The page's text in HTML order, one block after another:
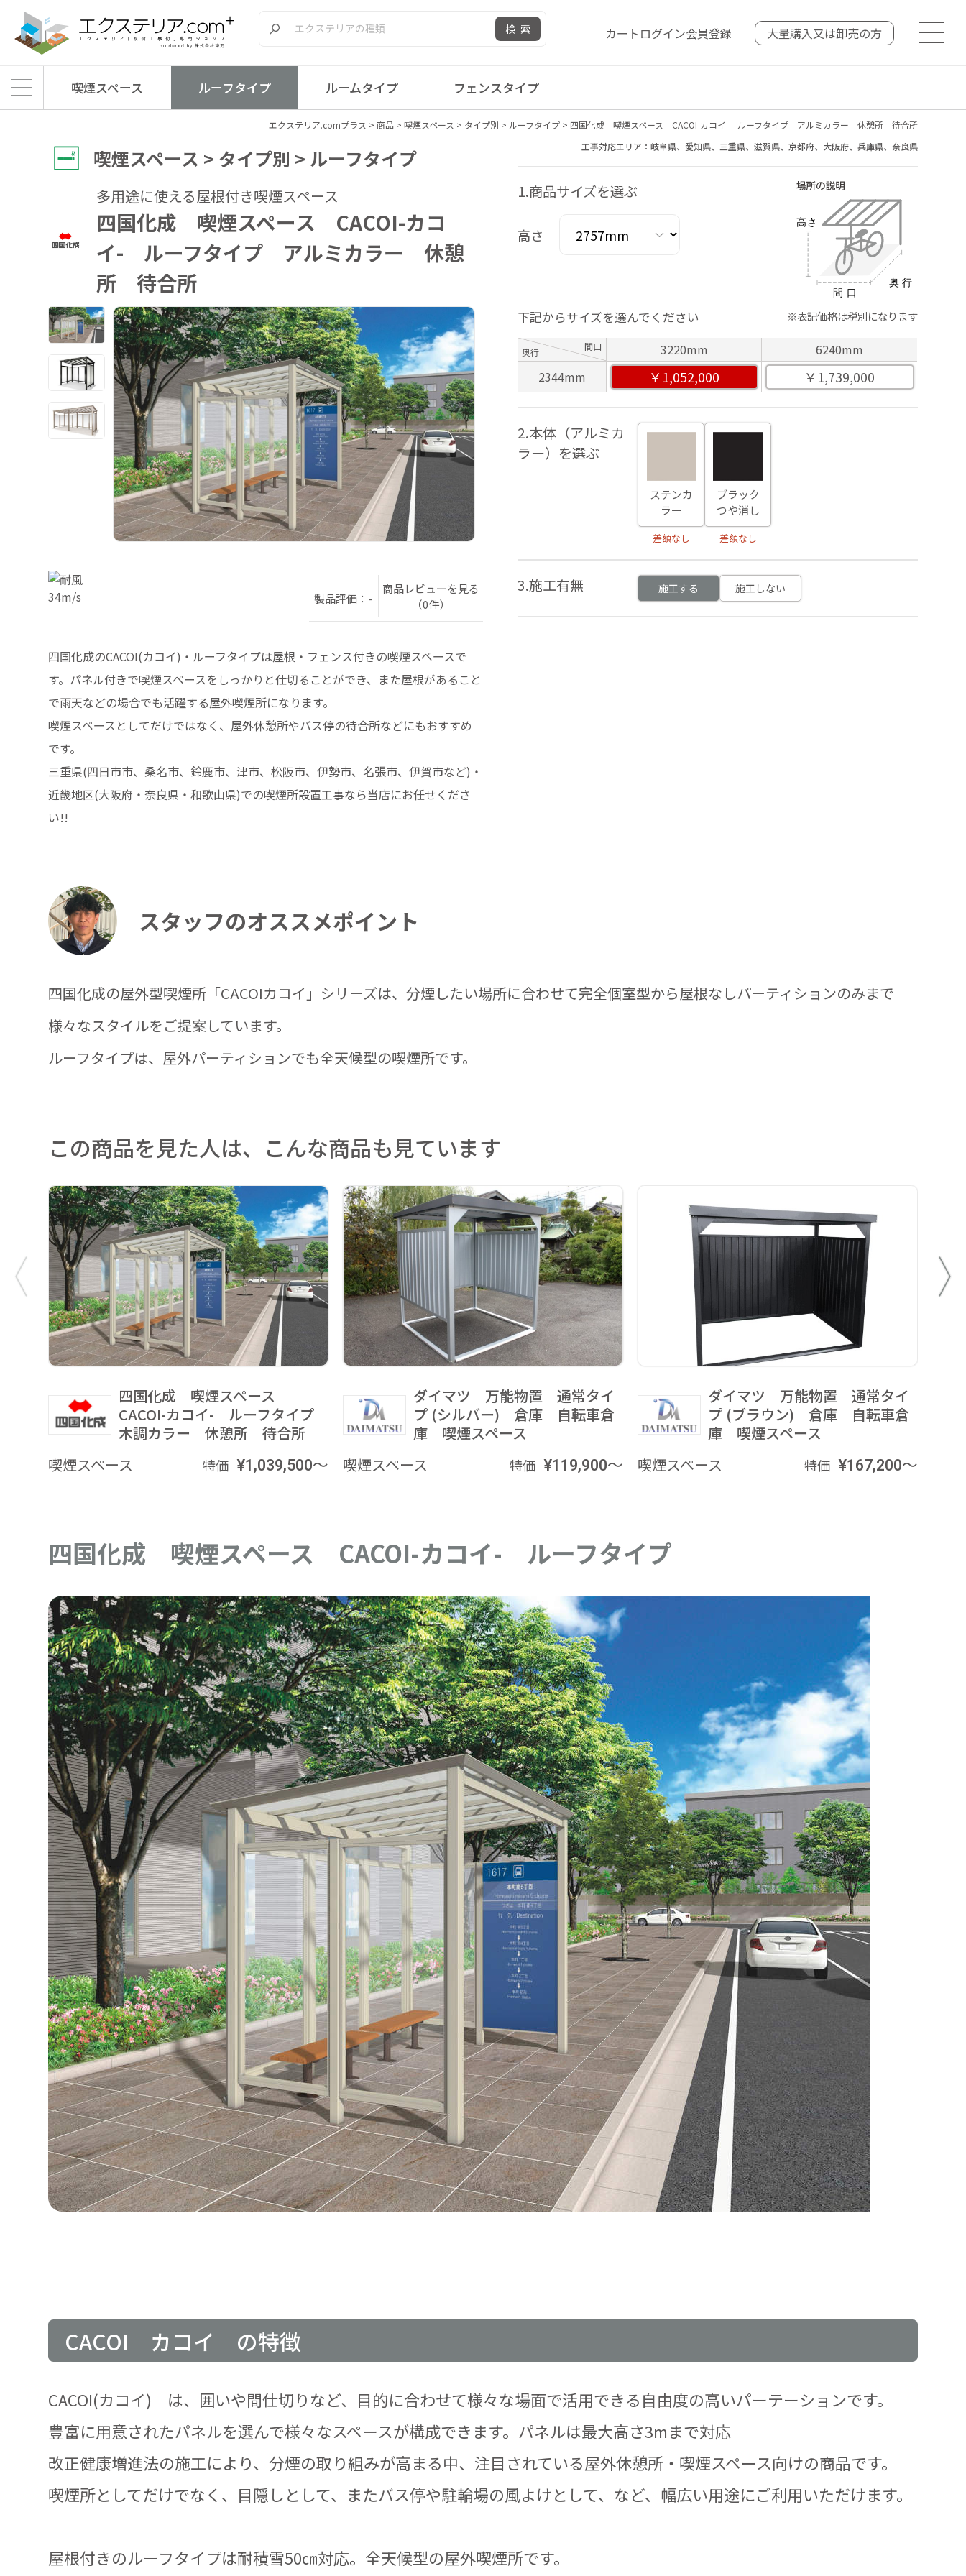
検索 カートログイン会員登録 大量購入又は卸売の方
喫煙スペース ルーフタイプ ルームタイプ フェンスタイプ
エクステリア.comプラス > 商品> 喫煙スペース > タイプ別 > ルーフタイプ> 四国化成 喫煙スペース CACOI-カコイ- ルーフタイプ アルミカラー 休憩所 待合所
喫煙スペース > タイプ別 > ルーフタイプ
多用途に使える屋根付き喫煙スペース
四国化成 喫煙スペース CACOI-カコ
イ- ルーフタイプ アルミカラー 休憩
所 待合所
製品評価：-
商品レビューを見る
（0件）
四国化成のCACOI(カコイ)・ルーフタイプは屋根・フェンス付きの喫煙スペースで
す。パネル付きで喫煙スペースをしっかりと仕切ることができ、また屋根があること
で雨天などの場合でも活躍する屋外喫煙所になります。
喫煙スペースとしてだけではなく、屋外休憩所やバス停の待合所などにもおすすめ
です。
三重県(四日市市、桑名市、鈴鹿市、津市、松阪市、伊勢市、名張市、伊賀市など)・
近畿地区(大阪府・奈良県・和歌山県)での喫煙所設置工事なら当店にお任せくださ
い!!
工事対応エリア：岐阜県、愛知県、三重県、滋賀県、京都府、大阪府、兵庫県、奈良県
1.商品サイズを選ぶ
高さ
下記からサイズを選んでください ※表記価格は税別になります
奥行 間口 3220mm
6240mm
2344mm
￥1,052,000 ￥1,739,000
2.本体（アルミカ
ラー）を選ぶ
ステンカ
ラー
差額なし
ブラック
つや消し
差額なし
3.施工有無 施工する 施工しない
スタッフのオススメポイント
四国化成の屋外型喫煙所「CACOIカコイ」シリーズは、分煙したい場所に合わせて完全個室型から屋根なしパーティションのみまで
様々なスタイルをご提案しています。
ルーフタイプは、屋外パーティションでも全天候型の喫煙所です。
この商品を見た人は、こんな商品も見ています
四国化成 喫煙スペース
CACOI-カコイ- ルーフタイプ
木調カラー 休憩所 待合所
喫煙スペース
特価 ¥1,039,500～
ダイマツ 万能物置 通常タイ
プ (シルバー) 倉庫 自転車倉
庫 喫煙スペース
喫煙スペース
特価 ¥119,900～
ダイマツ 万能物置 通常タイ
プ (ブラウン) 倉庫 自転車倉
庫 喫煙スペース
喫煙スペース
特価 ¥167,200～
四国化成 喫煙スペース CACOI-カコイ- ルーフタイプ
CACOI カコイ の特徴
CACOI(カコイ) は、囲いや間仕切りなど、目的に合わせて様々な場面で活用できる自由度の高いパーテーションです。
豊富に用意されたパネルを選んで様々なスペースが構成できます。パネルは最大高さ3mまで対応
改正健康増進法の施工により、分煙の取り組みが高まる中、注目されている屋外休憩所・喫煙スペース向けの商品です。
喫煙所としてだけでなく、目隠しとして、またバス停や駐輪場の風よけとして、など、幅広い用途にご利用いただけます。
屋根付きのルーフタイプは耐積雪50㎝対応。全天候型の屋外喫煙所です。